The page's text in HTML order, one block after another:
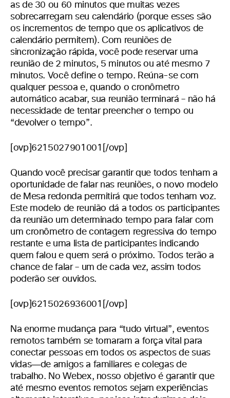
as de 30 ou 60 minutos que muitas vezes
sobrecarregam seu calendário (porque esses são
os incrementos de tempo que os aplicativos de
calendário permitem). Com reuniões de
sincronização rápida, você pode reservar uma
reunião de 2 minutos, 5 minutos ou até mesmo 7
minutos. Você define o tempo. Reúna-se com
qualquer pessoa e, quando o cronômetro
automático acabar, sua reunião terminará – não há
necessidade de tentar preencher o tempo ou
“devolver o tempo”.
[ovp]6215027901001[/ovp]
Quando você precisar garantir que todos tenham a
oportunidade de falar nas reuniões, o novo modelo
de Mesa redonda permitirá que todos tenham voz.
Este modelo de reunião dá a todos os participantes
da reunião um determinado tempo para falar com
um cronômetro de contagem regressiva do tempo
restante e uma lista de participantes indicando
quem falou e quem será o próximo. Todos terão a
chance de falar – um de cada vez, assim todos
poderão ser ouvidos.
[ovp]6215026936001[/ovp]
Na enorme mudança para “tudo virtual”, eventos
remotos também se tornaram a força vital para
conectar pessoas em todos os aspectos de suas
vidas―de amigos a familiares e colegas de
trabalho. No Webex, nosso objetivo é garantir que
até mesmo eventos remotos sejam experiências